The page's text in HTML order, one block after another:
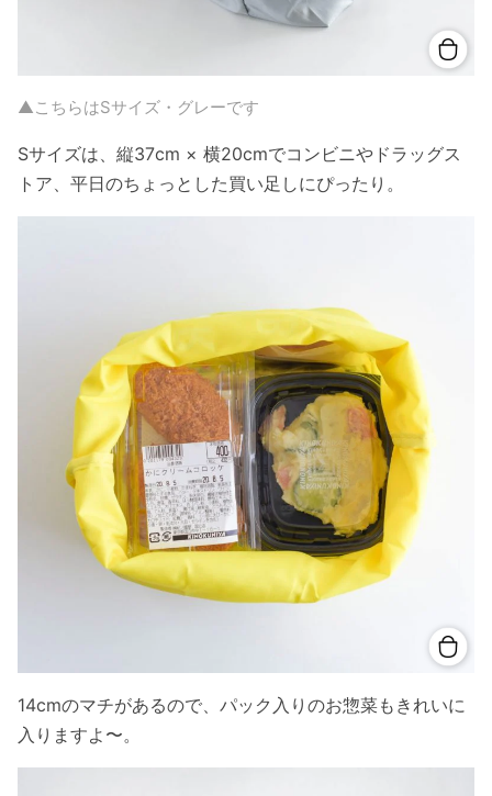
▲こちらはSサイズ・グレーです
Sサイズは、縦37cm × 横20cmでコンビニやドラッグス
トア、平日のちょっとした買い足しにぴったり。
14cmのマチがあるので、パック入りのお惣菜もきれいに
入りますよ〜。